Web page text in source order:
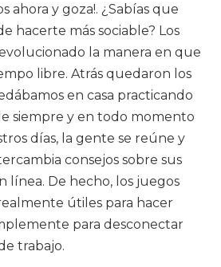
ahora y goza!. ¿Sabías que
hacerte más sociable? Los
la manera en que
libre. Atrás quedaron los
en casa practicando
siempre y en todo momento
días, la gente se reúne y
consejos sobre sus
línea. De hecho, los juegos
útiles para hacer
para desconectar
trabajo.